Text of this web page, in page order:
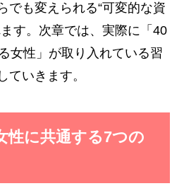
でも変えられる“可変的な資
す。次章では、実際に「40
女性」が取り入れている習
ていきます。
性に共通する7つの